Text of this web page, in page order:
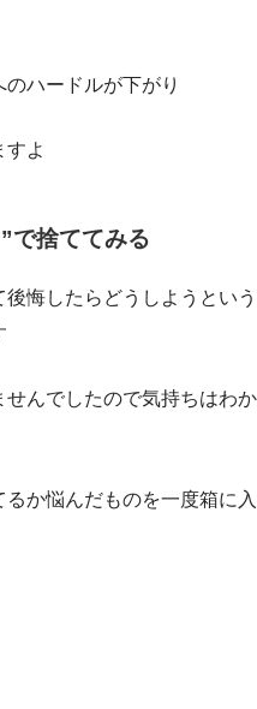
ハードルが下がり
すよ
で捨ててみる
悔したらどうしようという
んでしたので気持ちはわか
か悩んだものを一度箱に入